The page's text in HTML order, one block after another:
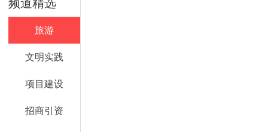
频道精选
旅游
文明实践
项目建设
招商引资